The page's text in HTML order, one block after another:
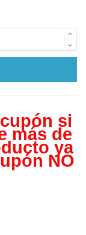
si
más de
ya
NO